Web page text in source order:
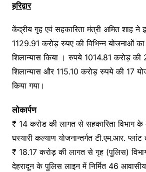
c
e
b
o
o
k
er l
s
A
p
p
s
e
n
g
gr
a
m
हरिद्वार
केंद्रीय गृह एवं सहकारिता मंत्री अमित शाह
1129.91 करोड़ रुपए की विभिन्न योजनाओं
शिलान्यास किया । रुपये 1014.81 करोड़
शिलान्यास और 115.10 करोड़ रुपये की 17
किया गया।
लोकार्पण
₹ 14 करोड की लागत से सहकारिता विभाग के
घस्यारी कल्याण योजनान्तर्गत टी.एम.आर. प्लांट
₹ 18.17 करोड़ की लागत से गृह (पुलिस)
देहरादून के पुलिस लाइन में निर्मित 46